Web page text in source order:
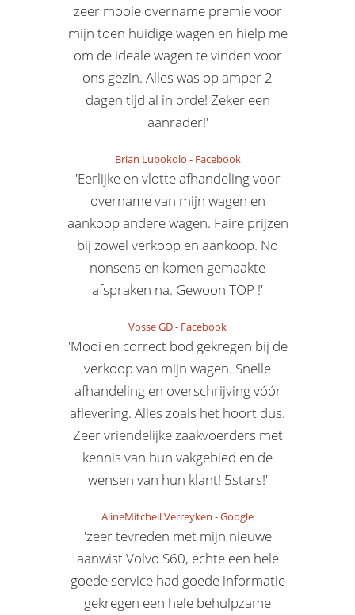
zeer mooie overname premie voor
mijn toen huidige wagen en hielp me
om de ideale wagen te vinden voor
ons gezin. Alles was op amper 2
dagen tijd al in orde! Zeker een
aanrader!'
Brian Lubokolo - Facebook
'Eerlijke en vlotte afhandeling voor
overname van mijn wagen en
aankoop andere wagen. Faire prijzen
bij zowel verkoop en aankoop. No
nonsens en komen gemaakte
afspraken na. Gewoon TOP !'
Vosse GD- Facebook
'Mooi en correct bod gekregen bij de
verkoop van mijn wagen. Snelle
afhandeling en overschrijving vóór
aflevering. Alles zoals het hoort dus.
Zeer vriendelijke zaakvoerders met
kennis van hun vakgebied en de
wensen van hun klant! 5stars!'
AlineMitchell Verreyken -Google
'zeer tevreden met mijn nieuwe
aanwist Volvo S60, echte een hele
goede service had goede informatie
gekregen een hele behulpzame